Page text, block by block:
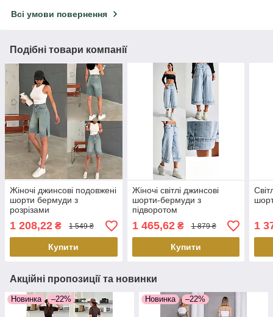
Всі умови повернення
Подібні товари компанії
Жіночі джинсові подовжені
шорти бермуди з
розрізами
1 208,22 ₴ 1 549 ₴
Купити
Жіночі світлі джинсові
шорти-бермуди з
підворотом
1 465,62₴ 1 879 ₴
Купити
1
Акційні пропозиції та новинки
Новинка –22% Новинка –22%